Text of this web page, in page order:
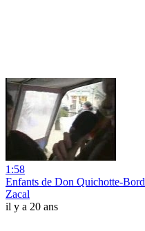
1:58
Enfants de Don Quichotte-
Zacal
il y a 20 ans